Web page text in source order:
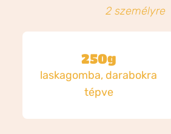
2 személyre
250g
laskagomba, darabokra
tépve